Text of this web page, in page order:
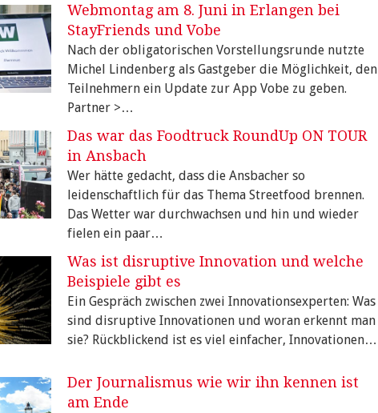
Webmontag am 8. Juni in Erlangen bei
StayFriends und Vobe
Nach der obligatorischen Vorstellungsrunde nutzte
Michel Lindenberg als Gastgeber die Möglichkeit, den
Teilnehmern ein Update zur App Vobe zu geben.
Partner >…
Das war das Foodtruck RoundUp ON TOUR
in Ansbach
Wer hätte gedacht, dass die Ansbacher so
leidenschaftlich für das Thema Streetfood brennen.
Das Wetter war durchwachsen und hin und wieder
fielen ein paar…
Was ist disruptive Innovation und welche
Beispiele gibt es
Ein Gespräch zwischen zwei Innovationsexperten: Was
sind disruptive Innovationen und woran erkennt man
sie? Rückblickend ist es viel einfacher, Innovationen…
Der Journalismus wie wir ihn kennen ist
am Ende